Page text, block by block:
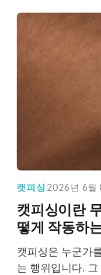
캣피싱 2026년 6월
캣피싱이란
떻게 작동하
캣피싱은 누군가
는 행위입니다.